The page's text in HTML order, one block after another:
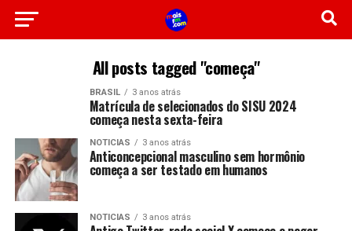
All posts tagged "começa"
BRASIL 3 anos atrás
Matrícula de selecionados do SISU 2024
começa nesta sexta-feira
NOTICIAS 3 anos atrás
Anticoncepcional masculino sem hormônio
começa a ser testado em humanos
NOTICIAS 3 anos atrás